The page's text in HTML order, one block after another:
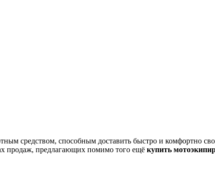
средством, способным доставить быстро и комфортно
продаж, предлагающих помимо того ещё купить